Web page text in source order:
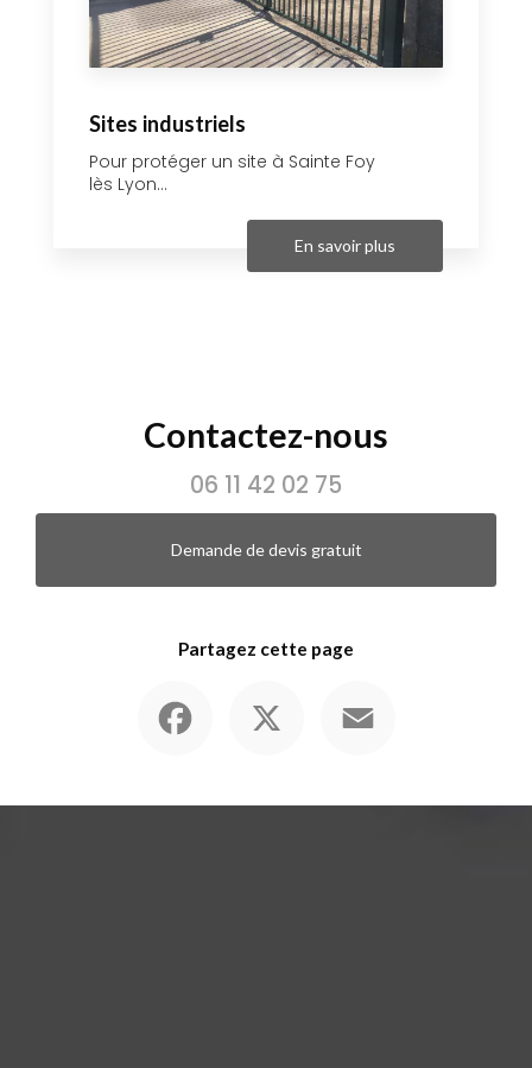
Sites industriels
Pour protéger un site à Sainte Foy
lès Lyon...
En savoir plus
Contactez-nous
06 11 42 02 75
Demande de devis gratuit
Partagez cette page